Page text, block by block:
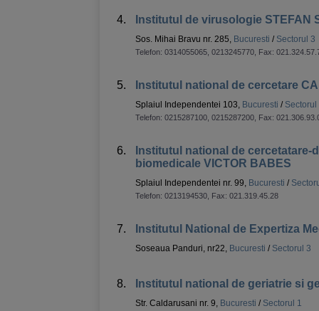
4. Institutul de virusologie STEFAN
Sos. Mihai Bravu nr. 285, Bucuresti / Sectorul 3
Telefon: 0314055065, 0213245770 , Fax:
5. Institutul national de cercetare
Splaiul Independentei 103, Bucuresti / Sectorul
Telefon: 0215287100, 0215287200 , Fax:
6.
Institutul national de
biomedicale VICTOR BABES
Splaiul Independentei nr. 99, Bucuresti /
Telefon: 0213194530 , Fax: 021.319.45.28
7. Institutul National de Expertiza
Soseaua Panduri, nr22, Bucuresti / Sectorul 3
8. Institutul national de geriatrie si
Str. Caldarusani nr. 9, Bucuresti / Sectorul 1